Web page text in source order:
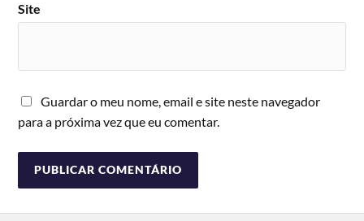
Site
Guardar o meu nome, email e site neste navegador
para a próxima vez que eu comentar.